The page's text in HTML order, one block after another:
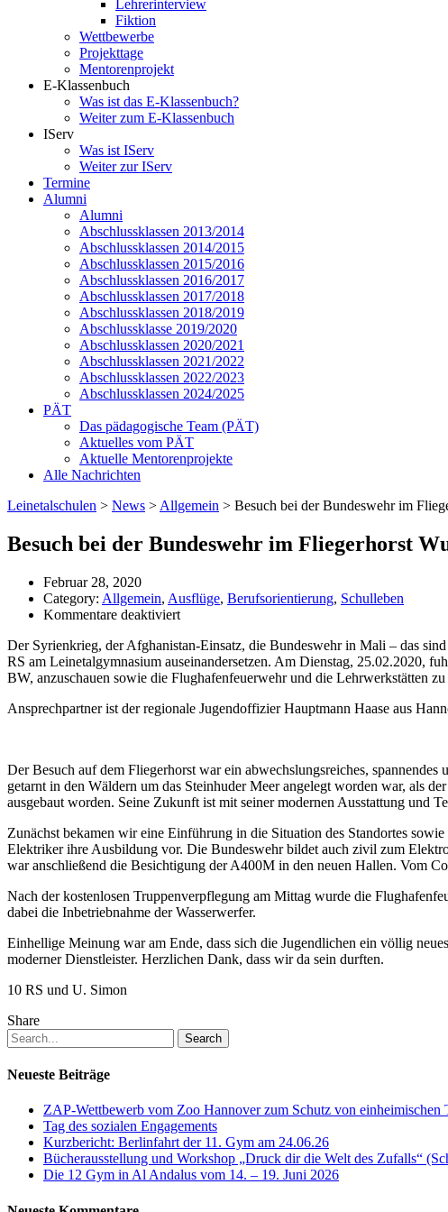
Lehrerinterview
Fiktion
Wettbewerbe
Projekttage
Mentorenprojekt
E-Klassenbuch
Was ist das E-Klassenbuch?
Weiter zum E-Klassenbuch
IServ
Was ist IServ
Weiter zur IServ
Termine
Alumni
Alumni
Abschlussklassen 2013/2014
Abschlussklassen 2014/2015
Abschlussklassen 2015/2016
Abschlussklassen 2016/2017
Abschlussklassen 2017/2018
Abschlussklassen 2018/2019
Abschlussklasse 2019/2020
Abschlussklassen 2020/2021
Abschlussklassen 2021/2022
Abschlussklassen 2022/2023
Abschlussklassen 2024/2025
PÄT
Das pädagogische Team (PÄT)
Aktuelles vom PÄT
Aktuelle Mentorenprojekte
Alle Nachrichten
Leinetalschulen > News > Allgemein > Besuch bei der Bundeswehr im
Besuch bei der Bundeswehr im Fliegerhorst
Februar 28, 2020
Category: Allgemein, Ausflüge, Berufsorientierung, Schulleben
Kommentare deaktiviertfür
bei
der
Bundeswehr
Fliegerhorst
Der Syrienkrieg, der Afghanistan-Einsatz, die Bundeswehr in Mali – das
RS am Leinetalgymnasium auseinandersetzen. Am Dienstag, 25.02.2020,
BW, anzuschauen sowie die Flughafenfeuerwehr und die Lehrwerkstätten zu
Ansprechpartner ist der regionale Jugendoffizier Hauptmann Haase aus
Der Besuch auf dem Fliegerhorst war ein abwechslungsreiches,
getarnt in den Wäldern um das Steinhuder Meer angelegt worden war, als
ausgebaut worden. Seine Zukunft ist mit seiner modernen Ausstattung und
Zunächst bekamen wir eine Einführung in die Situation des Standortes
Elektriker ihre Ausbildung vor. Die Bundeswehr bildet auch zivil zum
war anschließend die Besichtigung der A400M in den neuen Hallen. Vom
Nach der kostenlosen Truppenverpflegung am Mittag wurde die
dabei die Inbetriebnahme der Wasserwerfer.
Einhellige Meinung war am Ende, dass sich die Jugendlichen ein völlig
moderner Dienstleister. Herzlichen Dank, dass wir da sein durften.
10 RS und U. Simon
Share
Search
Neueste Beiträge
ZAP-Wettbewerb vom Zoo Hannover zum Schutz von einheimischen
Tag des sozialen Engagements
Kurzbericht: Berlinfahrt der 11. Gym am 24.06.26
Bücherausstellung und Workshop „Druck dir die Welt des Zufalls“
Die 12 Gym in Al Andalus vom 14. – 19. Juni 2026